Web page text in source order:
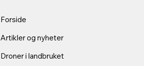
Forside
Artikler og nyheter
Droner i landbruket